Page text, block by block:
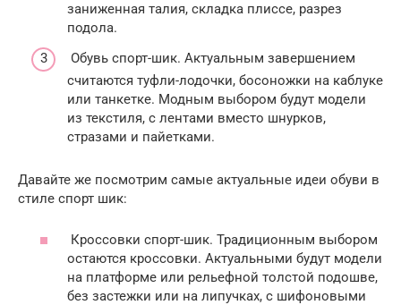
заниженная талия, складка плиссе, разрез
подола.
Обувь спорт-шик. Актуальным завершением
считаются туфли-лодочки, босоножки на каблуке
или танкетке. Модным выбором будут модели
из текстиля, с лентами вместо шнурков,
стразами и пайетками.
Давайте же посмотрим самые актуальные идеи обуви в
стиле спорт шик:
Кроссовки спорт-шик. Традиционным выбором
остаются кроссовки. Актуальными будут модели
на платформе или рельефной толстой подошве,
без застежки или на липучках, с шифоновыми